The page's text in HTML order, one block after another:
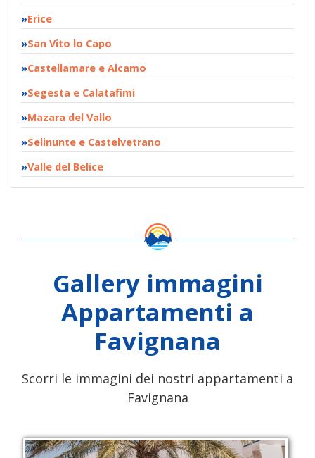
Erice
San Vito lo Capo
Castellamare e Alcamo
Segesta e Calatafimi
Mazara del Vallo
Selinunte e Castelvetrano
Valle del Belice
Gallery immagini
Appartamenti a
Favignana
Scorri le immagini dei nostri appartamenti a
Favignana